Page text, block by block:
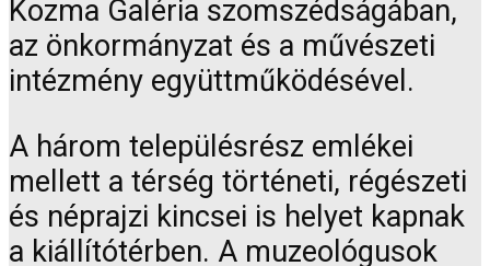
Kozma Galéria szomszédságában,
az önkormányzat és a művészeti
intézmény együttműködésével.
A három településrész emlékei
mellett a térség történeti, régészeti
és néprajzi kincsei is helyet kapnak
a kiállítótérben. A muzeológusok